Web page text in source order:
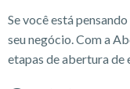
Se você está
seu negócio. Com a
etapas de abertura de